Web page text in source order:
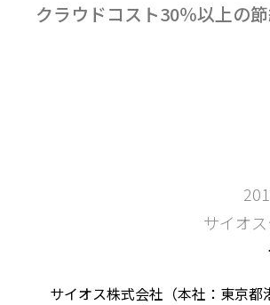
クラウドコスト30％以上の
サイオ
サイオス株式会社（本社：東京都